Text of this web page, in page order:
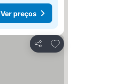
Ver preços
Partilhar
Adicionar aos favoritos